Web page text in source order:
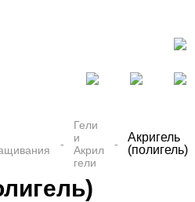
Гели
и
Акрил
гели
Акригель
(полигель)